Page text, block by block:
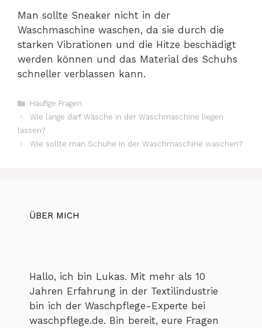
Man sollte Sneaker nicht in der
Waschmaschine waschen, da sie durch die
starken Vibrationen und die Hitze beschädigt
werden können und das Material des Schuhs
schneller verblassen kann.
Kategorien
Häufige Fragen
Wie lange darf Wäsche in der Waschmaschine liegen
lassen?
Wie sollte man Schuhe in der Waschmaschine waschen?
ÜBER MICH
Hallo, ich bin Lukas. Mit mehr als 10
Jahren Erfahrung in der Textilindustrie
bin ich der Waschpflege-Experte bei
waschpflege.de. Bin bereit, eure Fragen